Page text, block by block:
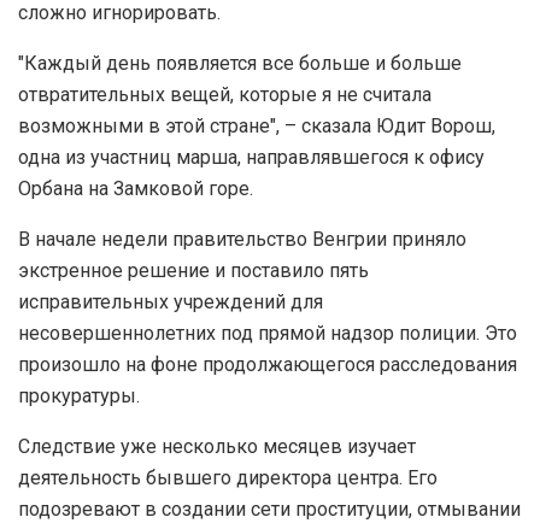
сложно игнорировать.
"Каждый день появляется все больше и больше
отвратительных вещей, которые я не считала
возможными в этой стране", – сказала Юдит Ворош,
одна из участниц марша, направлявшегося к офису
Орбана на Замковой горе.
В начале недели правительство Венгрии приняло
экстренное решение и поставило пять
исправительных учреждений для
несовершеннолетних под прямой надзор полиции. Это
произошло на фоне продолжающегося расследования
прокуратуры.
Следствие уже несколько месяцев изучает
деятельность бывшего директора центра. Его
подозревают в создании сети проституции, отмывании